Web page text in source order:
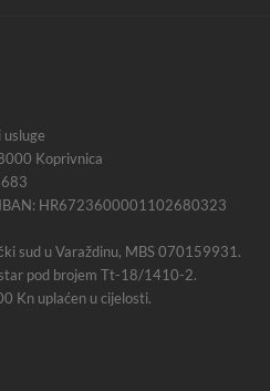
Koprivnica
HR6723600001102680323
sud u Varaždinu, MBS 070159931.
pod brojem Tt-18/1410-2.
Kn uplaćen u cijelosti.